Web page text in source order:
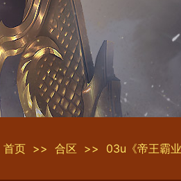
首页 >> 合区 >>